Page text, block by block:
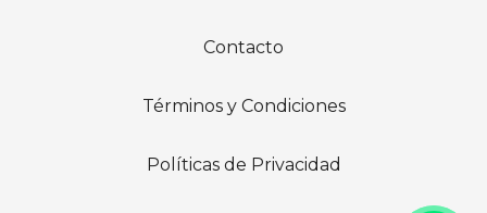
Contacto
Términos y Condiciones
Políticas de Privacidad